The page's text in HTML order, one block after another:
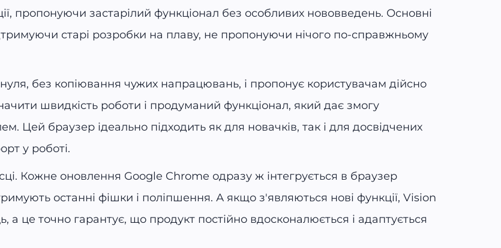
пропонуючи застарілий функціонал без особливих нововведень. Основні
старі розробки на плаву, не пропонуючи нічого по-справжньому
без копіювання чужих напрацювань, і пропонує користувачам дійсно
швидкість роботи і продуманий функціонал, який дає змогу
Цей браузер ідеально підходить як для новачків, так і для досвідчених
у роботі.
Кожне оновлення Google Chrome одразу ж інтегрується в браузер
останні фішки і поліпшення. А якщо з'являються нові функції, Vision
а це точно гарантує, що продукт постійно вдосконалюється і адаптується